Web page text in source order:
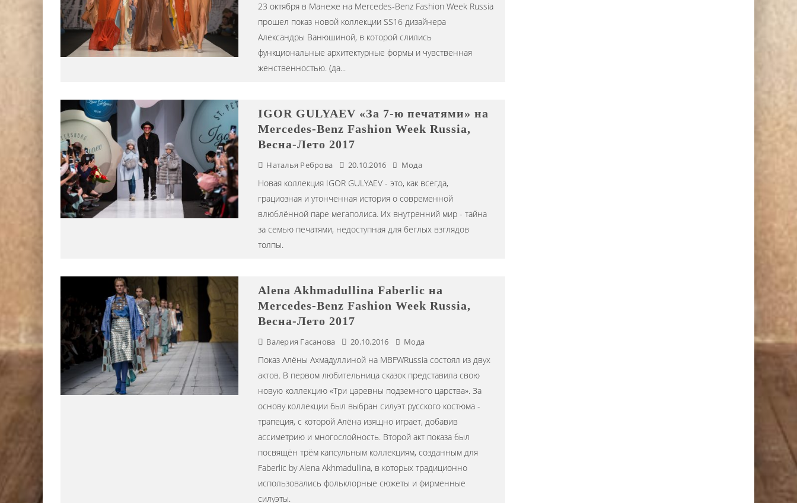
23 октября в Манеже на Mercedes-Benz Fashion Week Russia
прошел показ новой коллекции SS16 дизайнера
Александры Ванюшиной, в которой слились
функциональные архитектурные формы и чувственная
женственностью. (да...
IGOR GULYAEV «За 7-ю печатями» на
Mercedes-Benz Fashion Week Russia,
Весна-Лето 2017
Наталья Реброва 20.10.2016 Мода
Новая коллекция IGOR GULYAEV - это, как всегда,
грациозная и утонченная история о современной
влюблённой паре мегаполиса. Их внутренний мир - тайна
за семью печатями, недоступная для беглых взглядов
толпы.
Alena Akhmadullina Faberlic на
Mercedes-Benz Fashion Week Russia,
Весна-Лето 2017
Валерия Гасанова 20.10.2016 Мода
Показ Алёны Ахмадуллиной на MBFWRussia состоял из двух
актов. В первом любительница сказок представила свою
новую коллекцию «Три царевны подземного царства». За
основу коллекции был выбран силуэт русского костюма -
трапеция, с которой Алёна изящно играет, добавив
ассиметрию и многослойность. Второй акт показа был
посвящён трём капсульным коллекциям, созданным для
Faberlic by Alena Akhmadullina, в которых традиционно
использовались фольклорные сюжеты и фирменные
силуэты.